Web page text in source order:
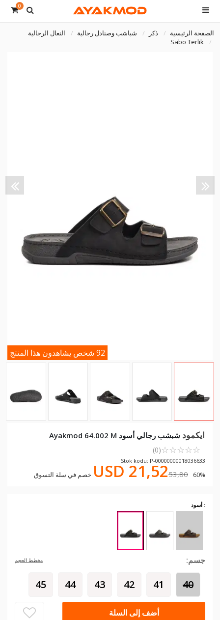
0
الصفحة الرئيسية ذكر شباشب وصنادل رجالية
النعال الرجالية
Sabo Terlik
92 شخص يشاهدون هذا المنتج
ايكمود شبشب رجالي أسود Ayakmod 64.002 M
☆
☆
☆
☆
☆ ★
★
★
★
★
(0)
Stok kodu: P-00000000018036633
USD 21,5253,80 60% خصم في سلة التسوق
: أسود
جسم: مخطط الحجم
40
41
42
43
44
45
أضف إلى السلة